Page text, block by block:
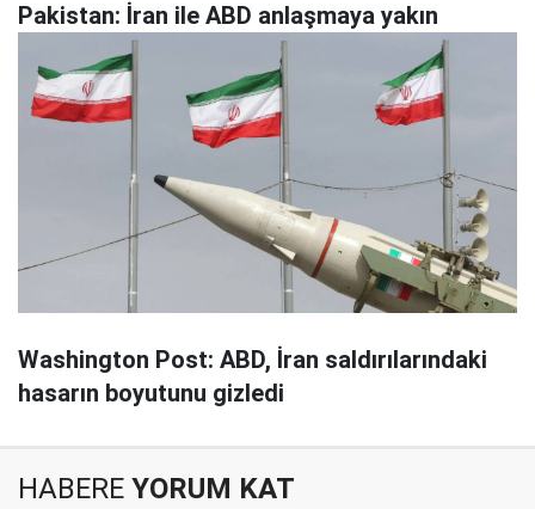
Pakistan: İran ile ABD anlaşmaya yakın
Washington Post: ABD, İran saldırılarındaki
hasarın boyutunu gizledi
HABERE YORUM KAT